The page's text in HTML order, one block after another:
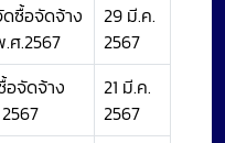
ซื้อจัดจ้าง
ศ.2567
29 มี.ค.
2567
อจัดจ้าง
21 มี.ค.
2567